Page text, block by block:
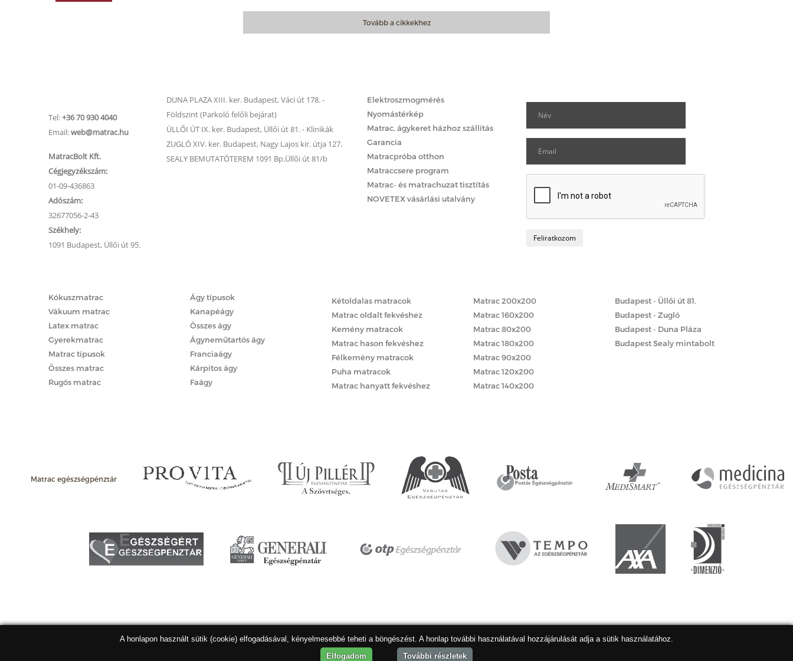
Tovább a cikkekhez
Tel:+36 70 930 4040
Email:web@matrac.hu
MatracBolt Kft.
Cégjegyzékszám:
01-09-436863
Adószám:
32677056-2-43
Székhely:
1091 Budapest, Üllői út 95.
DUNA PLAZA XIII. ker. Budapest, Váci út 178. -
Földszint (Parkoló felőli bejárat)
ÜLLŐI ÚT IX. ker. Budapest, Üllői út 81. - Klinikák
ZUGLÓ XIV. ker. Budapest, Nagy Lajos kir. útja 127.
SEALY BEMUTATÓTEREM 1091 Bp.Üllői út 81/b
Elektroszmogmérés
Nyomástérkép
Matrac, ágykeret házhoz szállítás
Garancia
Matracpróba otthon
Matraccsere program
Matrac- és matrachuzat tisztítás
NOVETEX vásárlási utalvány
Kókuszmatrac
Vákuum matrac
Latex matrac
Gyerekmatrac
Matrac típusok
Összes matrac
Rugós matrac
Ágy típusok
Kanapéágy
Összes ágy
Ágyneműtartós ágy
Franciaágy
Kárpitos ágy
Faágy
Kétoldalas matracok
Matrac oldalt fekvéshez
Kemény matracok
Matrac hason fekvéshez
Félkemény matracok
Puha matracok
Matrac hanyatt fekvéshez
Matrac 200x200
Matrac 160x200
Matrac 80x200
Matrac 180x200
Matrac 90x200
Matrac 120x200
Matrac 140x200
Budapest - Üllői út 81.
Budapest - Zugló
Budapest - Duna Pláza
Budapest Sealy mintabolt
Matrac egészségpénztár
A honlapon használt sütik (cookie) elfogadásával, kényelmesebbé teheti a böngészést. A honlap további használatával hozzájárulását adja a sütik használatához.
Elfogadom
További részletek